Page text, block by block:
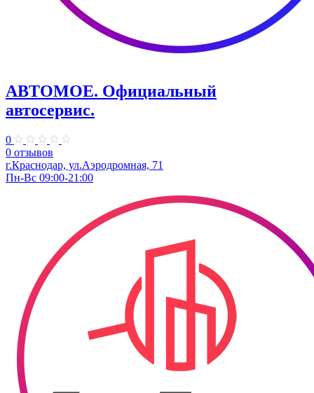
АВТОМОЕ. ​Официальный
автосервис.
0
0 отзывов
г.Краснодар, ул.​Аэродромная, 71
Пн-Вс 09:00-21:00